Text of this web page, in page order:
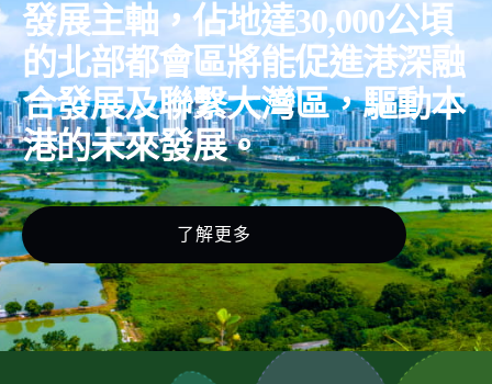
發展主軸，佔地達30,000公頃
的北部都會區將能促進港深融
合發展及聯繫大灣區，驅動本
港的未來發展。
了解更多